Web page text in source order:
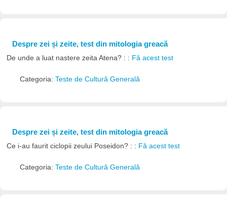
Despre zei și zeite, test din mitologia greacă
De unde a luat nastere zeita Atena? : : Fă acest test
Categoria: Teste de Cultură Generală
Despre zei și zeite, test din mitologia greacă
Ce i-au faurit ciclopii zeului Poseidon? : : Fă acest test
Categoria: Teste de Cultură Generală